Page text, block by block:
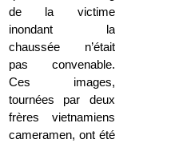
de la victime
inondant la
chaussée n’était
pas convenable.
Ces images,
tournées par deux
frères vietnamiens
cameramen, ont été